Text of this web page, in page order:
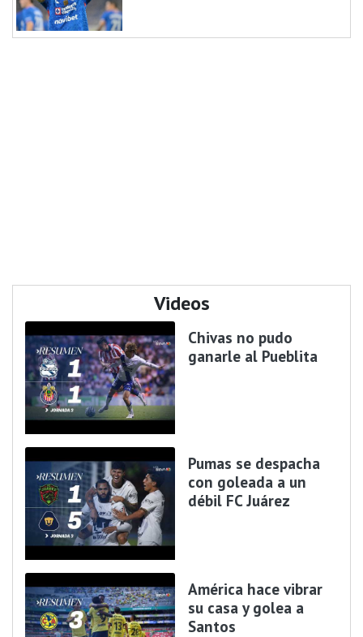
Videos
Chivas no pudo
ganarle al Pueblita
Pumas se despacha
con goleada a un
débil FC Juárez
América hace vibrar
su casa y golea a
Santos